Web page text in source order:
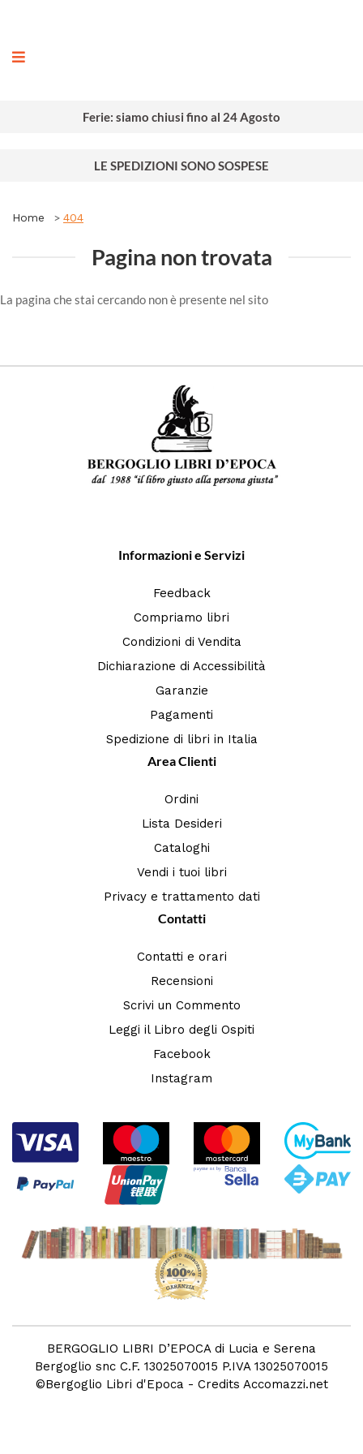
Ferie: siamo chiusi fino al 24 Agosto
LE SPEDIZIONI SONO SOSPESE
Home 404
Pagina non trovata
La pagina che stai cercando non è presente nel sito
Informazioni e Servizi
Feedback
Compriamo libri
Condizioni di Vendita
Dichiarazione di Accessibilità
Garanzie
Pagamenti
Spedizione di libri in Italia
Area Clienti
Ordini
Lista Desideri
Cataloghi
Vendi i tuoi libri
Privacy e trattamento dati
Contatti
Contatti e orari
Recensioni
Scrivi un Commento
Leggi il Libro degli Ospiti
Facebook
Instagram
BERGOGLIO LIBRI D’EPOCA di Lucia e Serena
Bergoglio snc C.F. 13025070015 P.IVA 13025070015
©Bergoglio Libri d'Epoca - Credits Accomazzi.net